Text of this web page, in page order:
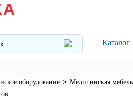
Каталог
оборудование > Медицинская мебель